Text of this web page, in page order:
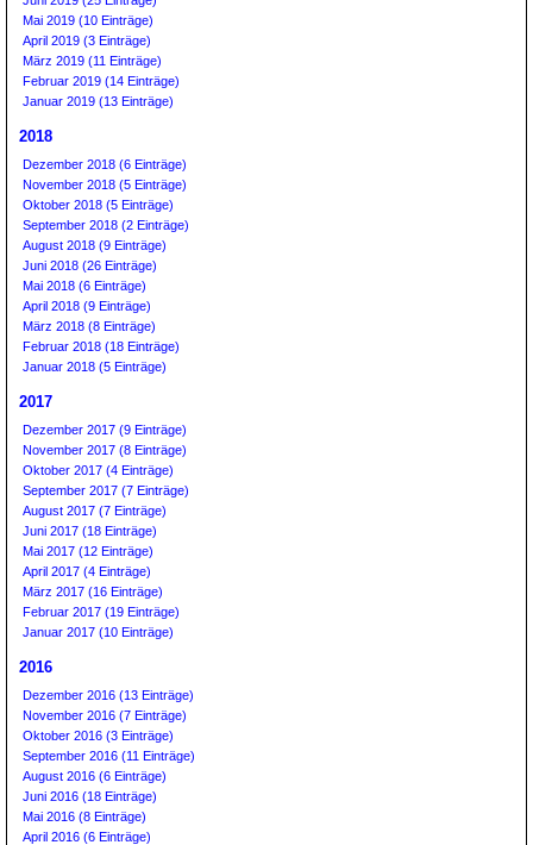
Mai 2019 (10 Einträge)
April 2019 (3 Einträge)
März 2019 (11 Einträge)
Februar 2019 (14 Einträge)
Januar 2019 (13 Einträge)
2018
Dezember 2018 (6 Einträge)
November 2018 (5 Einträge)
Oktober 2018 (5 Einträge)
September 2018 (2 Einträge)
August 2018 (9 Einträge)
Juni 2018 (26 Einträge)
Mai 2018 (6 Einträge)
April 2018 (9 Einträge)
März 2018 (8 Einträge)
Februar 2018 (18 Einträge)
Januar 2018 (5 Einträge)
2017
Dezember 2017 (9 Einträge)
November 2017 (8 Einträge)
Oktober 2017 (4 Einträge)
September 2017 (7 Einträge)
August 2017 (7 Einträge)
Juni 2017 (18 Einträge)
Mai 2017 (12 Einträge)
April 2017 (4 Einträge)
März 2017 (16 Einträge)
Februar 2017 (19 Einträge)
Januar 2017 (10 Einträge)
2016
Dezember 2016 (13 Einträge)
November 2016 (7 Einträge)
Oktober 2016 (3 Einträge)
September 2016 (11 Einträge)
August 2016 (6 Einträge)
Juni 2016 (18 Einträge)
Mai 2016 (8 Einträge)
April 2016 (6 Einträge)